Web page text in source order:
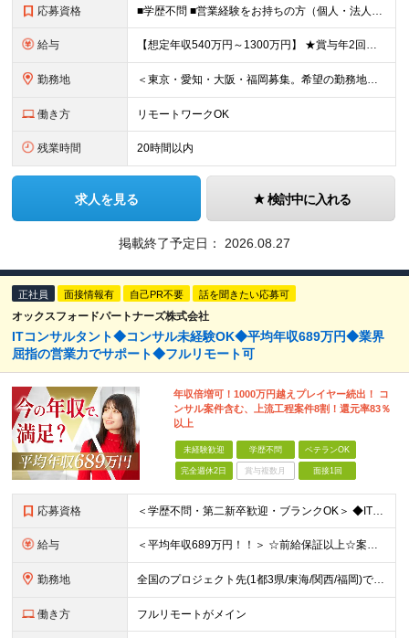
応募資格 ■学歴不問 ■営業経験をお持ちの方（個人・法人、業界や商材などは不問） ＜以下のような方を歓迎します＞ ■顧客の話を聴き、本音を引き出せる方 ■断られても気持ちを切り替え、次に進める方 ■受け身では
給与 【想定年収540万円～1300万円】 ★賞与年2回＋勤務地手当＋残業手当（年平均残業時間にて算出）を含む ※基本給＋勤務地手当＋役職手当 ※リーダークラス以上は役職手当含む ※勤務地手当：結婚の有無に
勤務地 ＜東京・愛知・大阪・福岡募集。希望の勤務地で働けます＞ 希望通りの配属＆転勤も基本なし！ 「プロジェクト人員の枠を広げたい」などといった、 会社からの強制的な異動・出向依頼はありません。 ■東京オフ
働き方 リモートワークOK
残業時間 20時間以内
求人を見る 検討中に入れる
掲載終了予定日： 2026.08.27
正社員 面接情報有 自己PR不要 話を聞きたい応募可
オックスフォードパートナーズ株式会社
ITコンサルタント◆コンサル未経験OK◆平均年収689万円◆業界
屈指の営業力でサポート◆フルリモート可
年収倍増可！1000万円越えプレイヤー続出！ コ
ンサル案件含む、上流工程案件8割！還元率83％
以上
未経験歓迎 学歴不問 ベテランOK
完全週休2日 賞与複数月 面接1回
応募資格 ＜学歴不問・第二新卒歓迎・ブランクOK＞ ◆IT業界での実務経験（2年以上） ※アプリ・インフラ等の領域は不問 【歓迎条件】 ◎コンサルティングファームでの実務経験 ◎SIにおける上流工程
給与 ＜平均年収689万円！！＞ ☆前給保証以上☆案件待機期間も給与保証あり☆ 月給40万円～150万円（固定残業代含む） ※経験や能力を考慮し決定します ※試用期間6ヶ月あり。条件や待遇に差異はありません
勤務地 全国のプロジェクト先(1都3県/東海/関西/福岡)での勤務となります。 ★全国から参画可能な案件あり！ ★リモートワーク・リモート併用・常駐案件すべてあり！ ★転居を伴う転勤はナシ ┗1人1人の働き
働き方 フルリモートがメイン